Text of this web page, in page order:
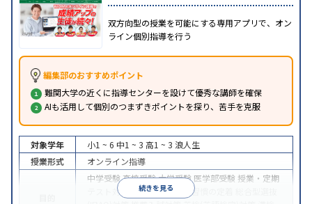
双方向型の授業を可能にする専用アプリで、オン
ライン個別指導を行う
編集部のおすすめポイント
難関大学の近くに指導センターを設けて優秀な講師を確保
AIも活用して個別のつまずきポイントを探り、苦手を克服
続きを見る
対象学年 小1 ~ 6 中1 ~ 3 高1 ~ 3 浪人生
授業形式
オンライン指導
中学受験高校受験大学受験 医学部受験 授業・定期
テスト対策
内申点対策 学習習慣の定着